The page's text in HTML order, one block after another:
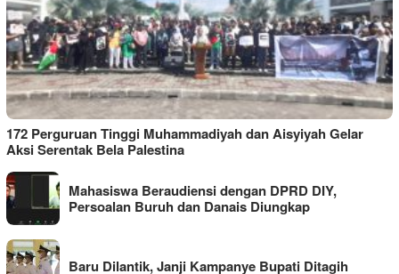
172 Perguruan Tinggi Muhammadiyah dan Aisyiyah Gelar
Aksi Serentak Bela Palestina
Mahasiswa Beraudiensi dengan DPRD DIY,
Persoalan Buruh dan Danais Diungkap
Baru Dilantik, Janji Kampanye Bupati Ditagih